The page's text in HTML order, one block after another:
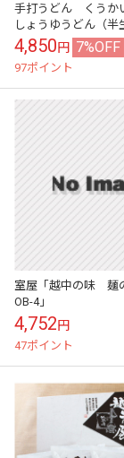
手打うどん くうか
しょうゆうどん（
入
4,850円 7%OFF
97ポイント
室屋「越中の味 麺
OB-4」
4,752円
47ポイント